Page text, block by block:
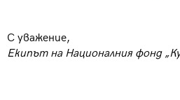
С уважение,
Екипът на Националния фонд